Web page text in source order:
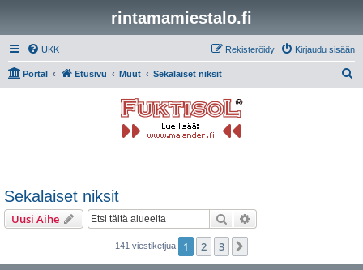
rintamamiestalo.fi
UKK Kirjaudu sisään
Rekisteröidy
Portal Etusivu Muut Sekalaiset niksit
Sekalaiset niksit
Uusi Aihe Etsi
141 viestiketjua 1 2 3